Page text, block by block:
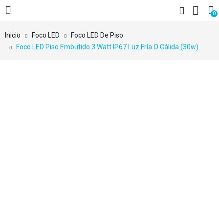
0
Inicio Foco LED
Foco LED De Piso
Foco LED Piso Embutido 3 Watt IP67 Luz Fría O Cálida (30w)